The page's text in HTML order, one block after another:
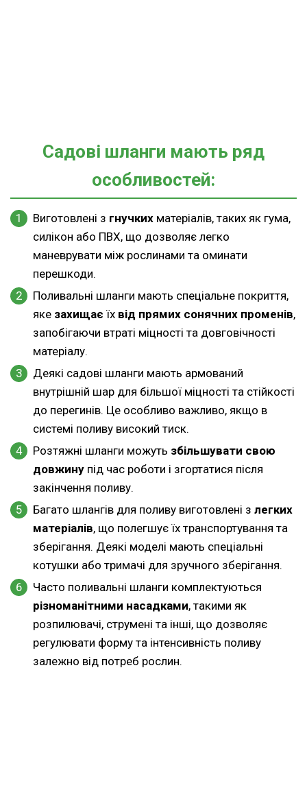
Садові шланги мають ряд
особливостей:
Виготовлені з гнучких матеріалів, таких як гума,
силікон або ПВХ, що дозволяє легко
маневрувати між рослинами та оминати
перешкоди.
Поливальні шланги мають спеціальне покриття,
яке захищає їх від прямих сонячних променів,
запобігаючи втраті міцності та довговічності
матеріалу.
Деякі садові шланги мають армований
внутрішній шар для більшої міцності та стійкості
до перегинів. Це особливо важливо, якщо в
системі поливу високий тиск.
Розтяжні шланги можуть збільшувати свою
довжину під час роботи і згортатися після
закінчення поливу.
Багато шлангів для поливу виготовлені з легких
матеріалів, що полегшує їх транспортування та
зберігання. Деякі моделі мають спеціальні
котушки або тримачі для зручного зберігання.
Часто поливальні шланги комплектуються
різноманітними насадками, такими як
розпилювачі, струмені та інші, що дозволяє
регулювати форму та інтенсивність поливу
залежно від потреб рослин.